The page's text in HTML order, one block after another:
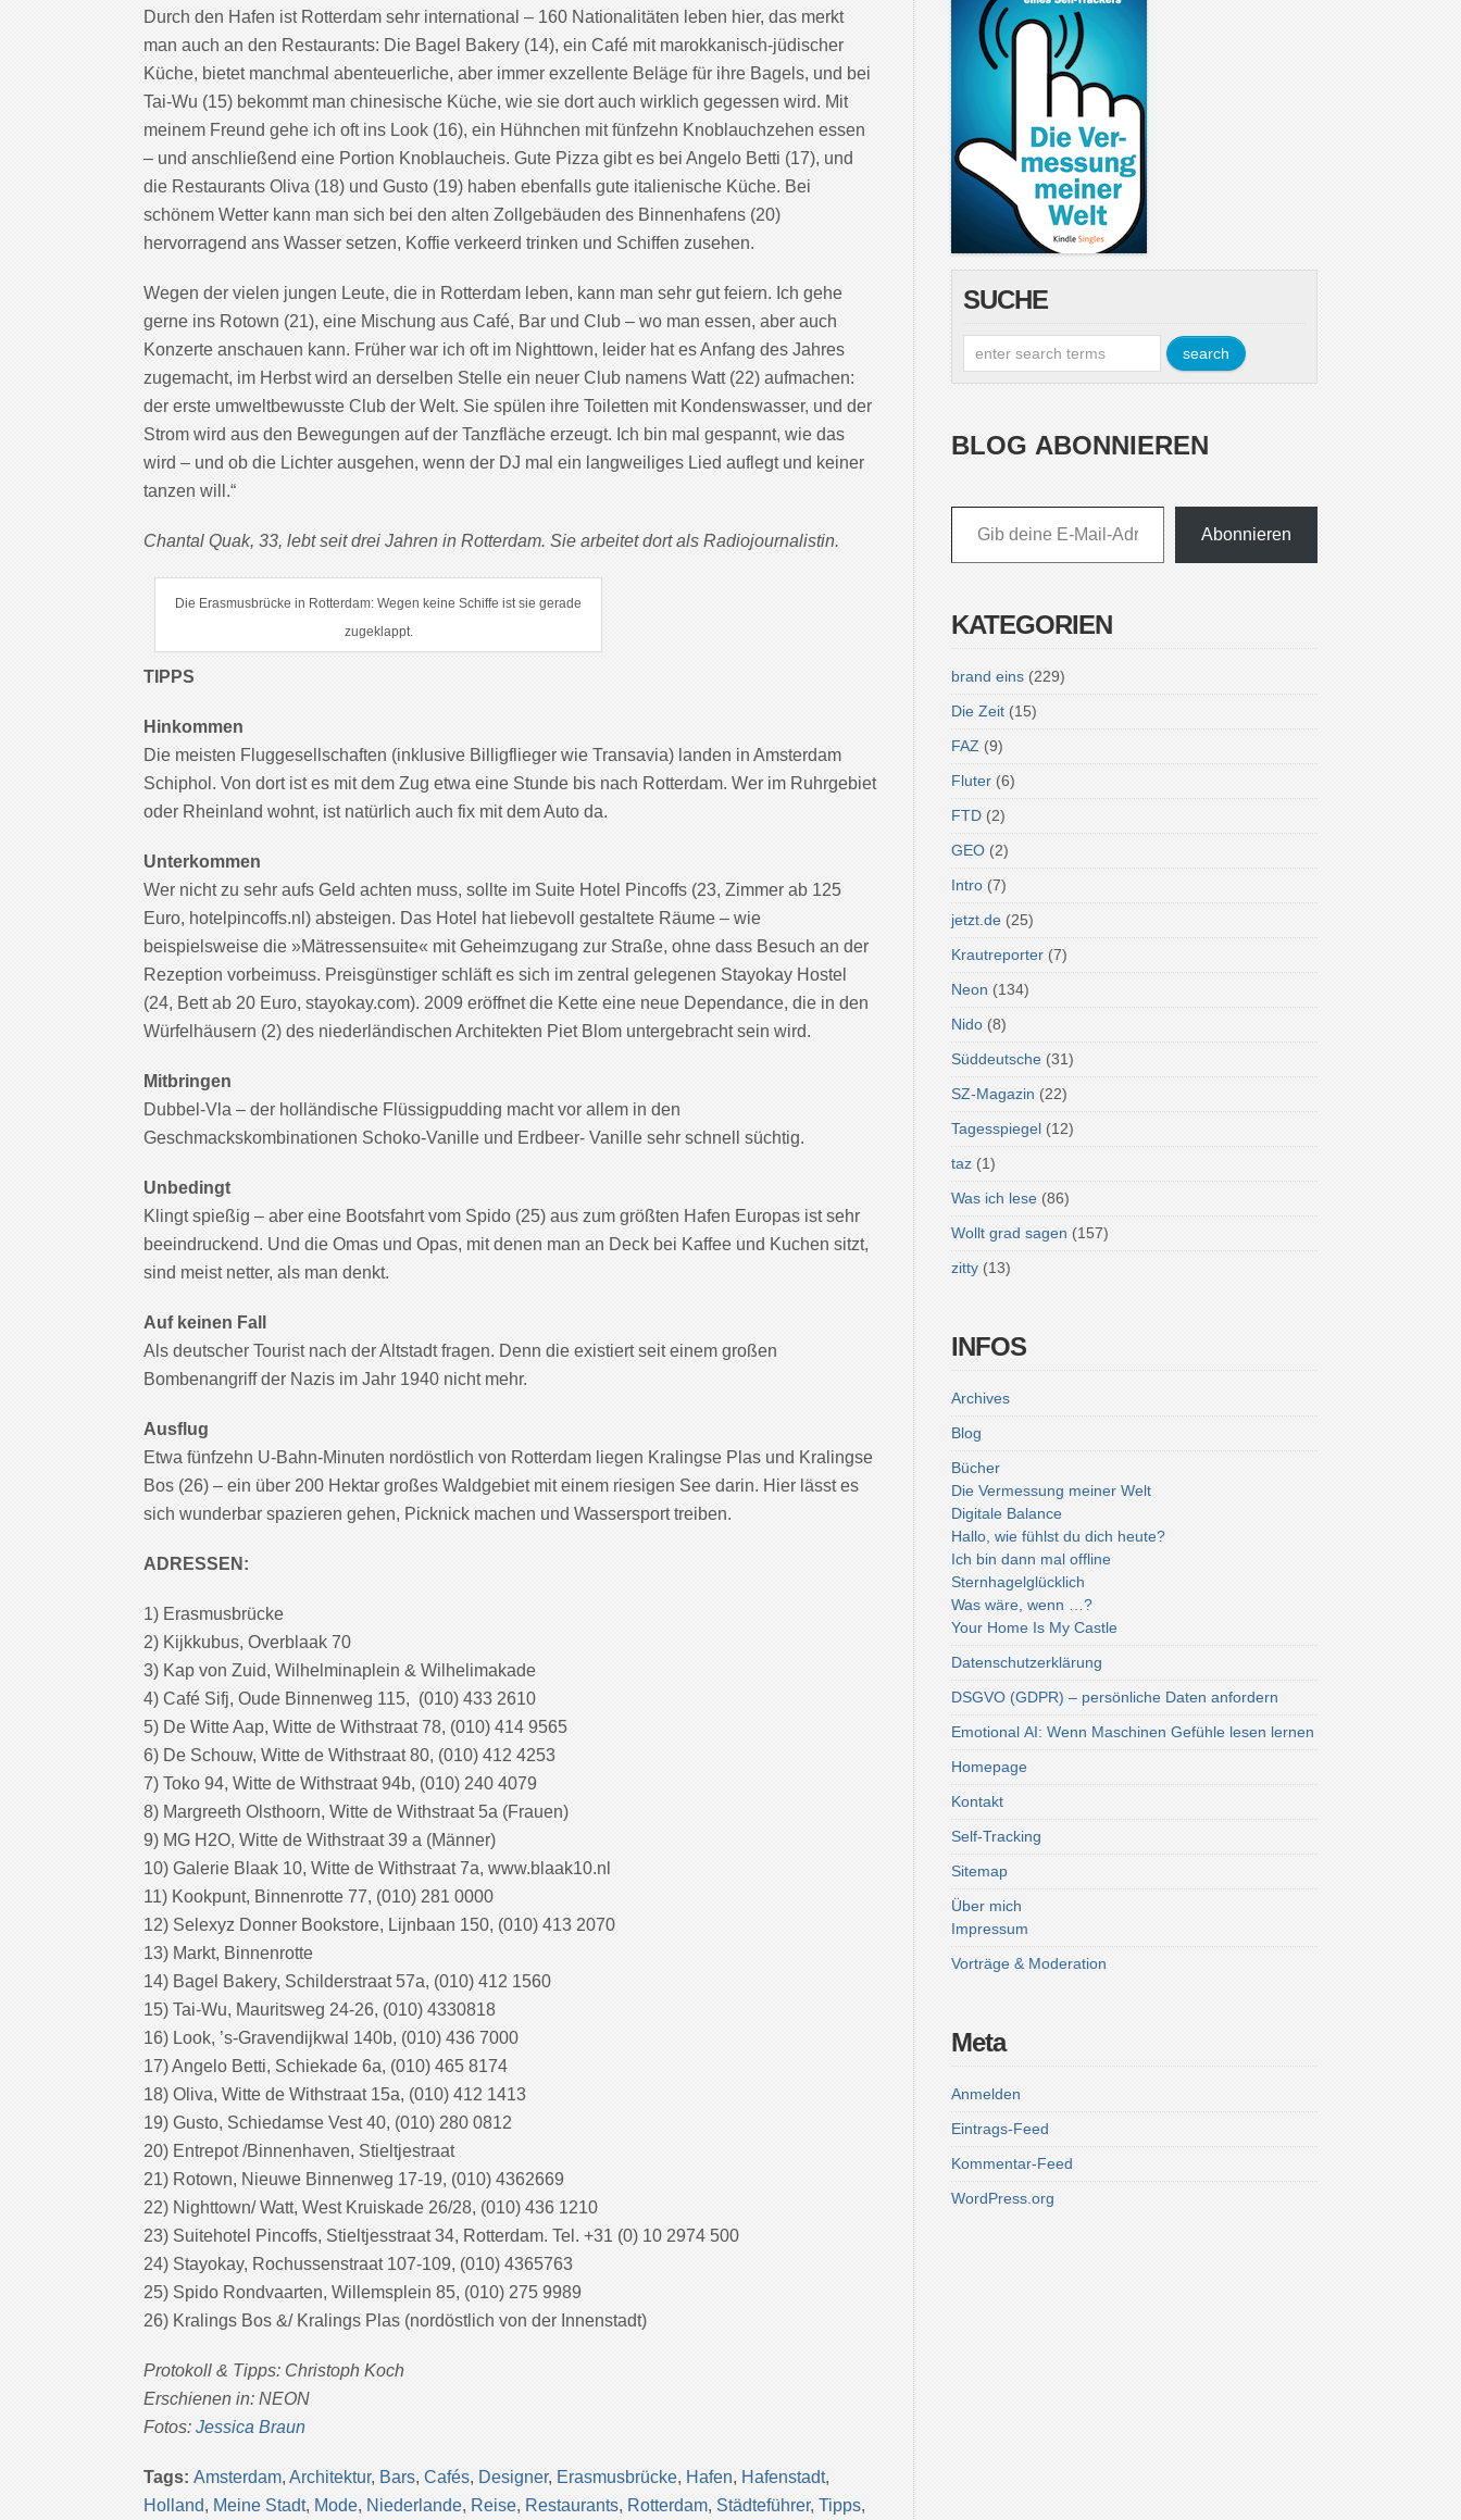
Durch den Hafen ist Rotterdam sehr international – 160 Nationalitäten leben hier, das merkt
man auch an den Restaurants: Die Bagel Bakery (14), ein Café mit marokkanisch-jüdischer
Küche, bietet manchmal abenteuerliche, aber immer exzellente Beläge für ihre Bagels, und bei
Tai-Wu (15) bekommt man chinesische Küche, wie sie dort auch wirklich gegessen wird. Mit
meinem Freund gehe ich oft ins Look (16), ein Hühnchen mit fünfzehn Knoblauchzehen essen
– und anschließend eine Portion Knoblaucheis. Gute Pizza gibt es bei Angelo Betti (17), und
die Restaurants Oliva (18) und Gusto (19) haben ebenfalls gute italienische Küche. Bei
schönem Wetter kann man sich bei den alten Zollgebäuden des Binnenhafens (20)
hervorragend ans Wasser setzen, Koffie verkeerd trinken und Schiffen zusehen.
Wegen der vielen jungen Leute, die in Rotterdam leben, kann man sehr gut feiern. Ich gehe
gerne ins Rotown (21), eine Mischung aus Café, Bar und Club – wo man essen, aber auch
Konzerte anschauen kann. Früher war ich oft im Nighttown, leider hat es Anfang des Jahres
zugemacht, im Herbst wird an derselben Stelle ein neuer Club namens Watt (22) aufmachen:
der erste umweltbewusste Club der Welt. Sie spülen ihre Toiletten mit Kondenswasser, und der
Strom wird aus den Bewegungen auf der Tanzfläche erzeugt. Ich bin mal gespannt, wie das
wird – und ob die Lichter ausgehen, wenn der DJ mal ein langweiliges Lied auflegt und keiner
tanzen will.“
Chantal Quak, 33, lebt seit drei Jahren in Rotterdam. Sie arbeitet dort als Radiojournalistin.
Die Erasmusbrücke in Rotterdam: Wegen keine Schiffe ist sie gerade
zugeklappt.
TIPPS
Hinkommen
Die meisten Fluggesellschaften (inklusive Billigflieger wie Transavia) landen in Amsterdam
Schiphol. Von dort ist es mit dem Zug etwa eine Stunde bis nach Rotterdam. Wer im Ruhrgebiet
oder Rheinland wohnt, ist natürlich auch fix mit dem Auto da.
Unterkommen
Wer nicht zu sehr aufs Geld achten muss, sollte im Suite Hotel Pincoffs (23, Zimmer ab 125
Euro, hotelpincoffs.nl) absteigen. Das Hotel hat liebevoll gestaltete Räume – wie
beispielsweise die »Mätressensuite« mit Geheimzugang zur Straße, ohne dass Besuch an der
Rezeption vorbeimuss. Preisgünstiger schläft es sich im zentral gelegenen Stayokay Hostel
(24, Bett ab 20 Euro, stayokay.com). 2009 eröffnet die Kette eine neue Dependance, die in den
Würfelhäusern (2) des niederländischen Architekten Piet Blom untergebracht sein wird.
Mitbringen
Dubbel-Vla – der holländische Flüssigpudding macht vor allem in den
Geschmackskombinationen Schoko-Vanille und Erdbeer- Vanille sehr schnell süchtig.
Unbedingt
Klingt spießig – aber eine Bootsfahrt vom Spido (25) aus zum größten Hafen Europas ist sehr
beeindruckend. Und die Omas und Opas, mit denen man an Deck bei Kaffee und Kuchen sitzt,
sind meist netter, als man denkt.
Auf keinen Fall
Als deutscher Tourist nach der Altstadt fragen. Denn die existiert seit einem großen
Bombenangriff der Nazis im Jahr 1940 nicht mehr.
Ausflug
Etwa fünfzehn U-Bahn-Minuten nordöstlich von Rotterdam liegen Kralingse Plas und Kralingse
Bos (26) – ein über 200 Hektar großes Waldgebiet mit einem riesigen See darin. Hier lässt es
sich wunderbar spazieren gehen, Picknick machen und Wassersport treiben.
ADRESSEN:
1) Erasmusbrücke
2) Kijkkubus, Overblaak 70
3) Kap von Zuid, Wilhelminaplein & Wilhelimakade
4) Café Sifj, Oude Binnenweg 115, (010) 433 2610
5) De Witte Aap, Witte de Withstraat 78, (010) 414 9565
6) De Schouw, Witte de Withstraat 80, (010) 412 4253
7) Toko 94, Witte de Withstraat 94b, (010) 240 4079
8) Margreeth Olsthoorn, Witte de Withstraat 5a (Frauen)
9) MG H2O, Witte de Withstraat 39 a (Männer)
10) Galerie Blaak 10, Witte de Withstraat 7a, www.blaak10.nl
11) Kookpunt, Binnenrotte 77, (010) 281 0000
12) Selexyz Donner Bookstore, Lijnbaan 150, (010) 413 2070
13) Markt, Binnenrotte
14) Bagel Bakery, Schilderstraat 57a, (010) 412 1560
15) Tai-Wu, Mauritsweg 24-26, (010) 4330818
16) Look, ’s-Gravendijkwal 140b, (010) 436 7000
17) Angelo Betti, Schiekade 6a, (010) 465 8174
18) Oliva, Witte de Withstraat 15a, (010) 412 1413
19) Gusto, Schiedamse Vest 40, (010) 280 0812
20) Entrepot /Binnenhaven, Stieltjestraat
21) Rotown, Nieuwe Binnenweg 17-19, (010) 4362669
22) Nighttown/ Watt, West Kruiskade 26/28, (010) 436 1210
23) Suitehotel Pincoffs, Stieltjesstraat 34, Rotterdam. Tel. +31 (0) 10 2974 500
24) Stayokay, Rochussenstraat 107-109, (010) 4365763
25) Spido Rondvaarten, Willemsplein 85, (010) 275 9989
26) Kralings Bos &/ Kralings Plas (nordöstlich von der Innenstadt)
Protokoll & Tipps: Christoph Koch
Erschienen in: NEON
Fotos: Jessica Braun
Tags: Amsterdam, Architektur, Bars, Cafés, Designer, Erasmusbrücke, Hafen, Hafenstadt,
Holland, Meine Stadt, Mode, Niederlande, Reise, Restaurants, Rotterdam, Städteführer, Tipps,
SUCHE
BLOG ABONNIEREN
Gib deine E-Mail-Adresse ein ...
Abonnieren
KATEGORIEN
brand eins(229)
Die Zeit(15)
FAZ (9)
Fluter(6)
FTD(2)
GEO(2)
Intro(7)
jetzt.de(25)
Krautreporter(7)
Neon (134)
Nido(8)
Süddeutsche(31)
SZ-Magazin (22)
Tagesspiegel(12)
taz(1)
Was ich lese(86)
Wollt grad sagen (157)
zitty(13)
INFOS
Archives
Blog
Bücher
Die Vermessung meiner Welt
Digitale Balance
Hallo, wie fühlst du dich heute?
Ich bin dann mal offline
Sternhagelglücklich
Was wäre, wenn …?
Your Home Is My Castle
Datenschutzerklärung
DSGVO (GDPR) – persönliche Daten anfordern
Emotional AI: Wenn Maschinen Gefühle lesen lernen
Homepage
Kontakt
Self-Tracking
Sitemap
Über mich
Impressum
Vorträge & Moderation
Meta
Anmelden
Eintrags-Feed
Kommentar-Feed
WordPress.org